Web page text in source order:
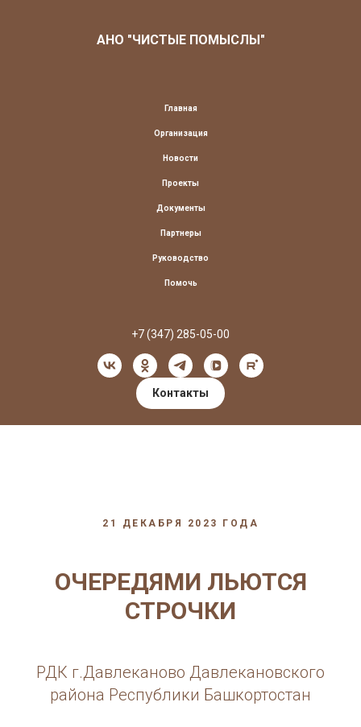
АНО "ЧИСТЫЕ ПОМЫСЛЫ"
Главная
Организация
Новости
Проекты
Документы
Партнеры
Руководство
Помочь
+7 (347) 285-05-00
Контакты
21 ДЕКАБРЯ 2023 ГОДА
ОЧЕРЕДЯМИ ЛЬЮТСЯ
СТРОЧКИ
РДК г.Давлеканово Давлекановского
района Республики Башкортостан